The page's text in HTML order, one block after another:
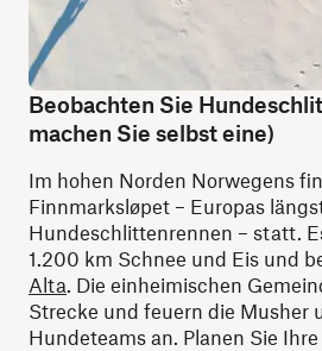
Beobachten Sie
machen Sie selbst eine)
Im hohen Norden Norwegens
Finnmarksløpet – Europas
Hundeschlittenrennen – statt.
1.200 km Schnee und Eis und
Alta. Die einheimischen
Strecke und feuern die Musher
Hundeteams an. Planen Sie